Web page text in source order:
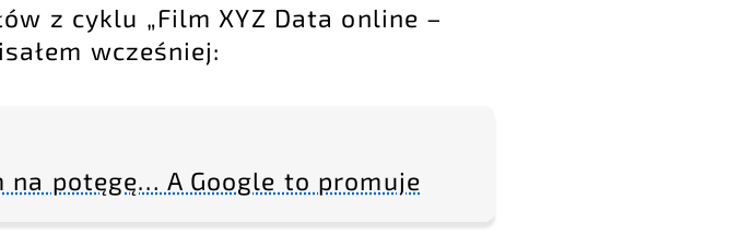
z cyklu „Film XYZ Data online –
wcześniej:
potęgę… A Google to promuje